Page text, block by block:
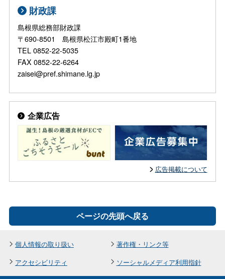
財政課
島根県総務部財政課
〒690-8501 島根県松江市殿町1番地
TEL 0852-22-5035
FAX 0852-22-6264
zaisei@pref.shimane.lg.jp
企業広告
広告掲載について
ページの先頭へ戻る
個人情報の取り扱い
著作権・リンク等
アクセシビリティ
ソーシャルメディア利用指針